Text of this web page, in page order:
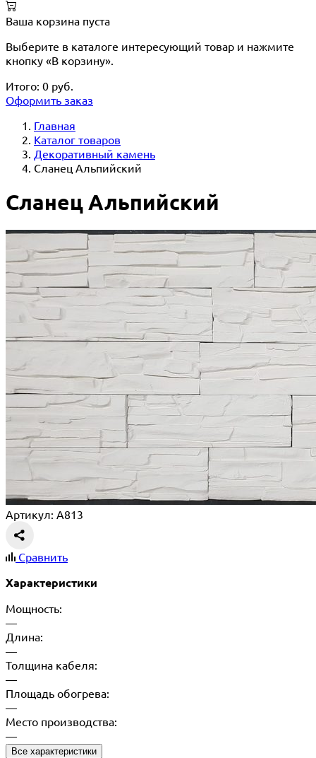
Ваша корзина пуста
Выберите в каталоге интересующий товар и нажмите
кнопку «В корзину».
Итого: 0 руб.
Оформить заказ
Главная
Каталог товаров
Декоративный камень
Сланец Альпийский
Сланец Альпийский
Артикул: A813
Сравнить
Характеристики
Мощность:
—
Длина:
—
Толщина кабеля:
—
Площадь обогрева:
—
Место производства:
—
Все характеристики